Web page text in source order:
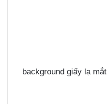
background giấy lạ mắt